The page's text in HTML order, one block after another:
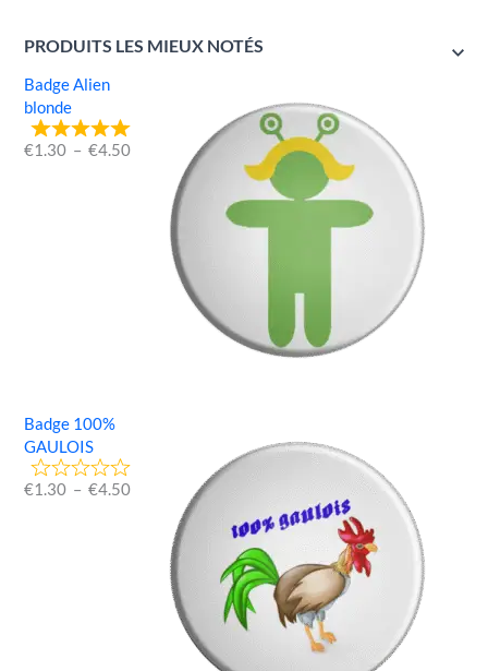
PRODUITS LES MIEUX NOTÉS
Badge Alien
blonde
€1.30 – €4.50
Badge 100%
GAULOIS
€1.30 – €4.50